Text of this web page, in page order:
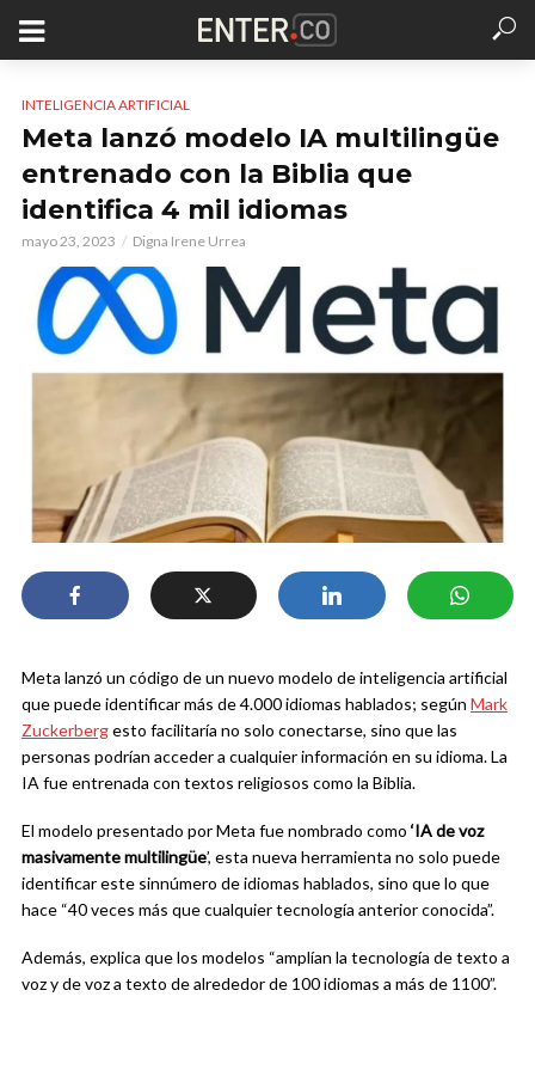
INTELIGENCIA ARTIFICIAL
Meta lanzó modelo IA multilingüe
entrenado con la Biblia que
identifica 4 mil idiomas
mayo 23, 2023 Digna Irene Urrea
Meta lanzó un código de un nuevo modelo de inteligencia artificial
que puede identificar más de 4.000 idiomas hablados; según Mark
Zuckerbergesto facilitaría no solo conectarse, sino que las
personas podrían acceder a cualquier información en su idioma. La
IA fue entrenada con textos religiosos como la Biblia.
El modelo presentado por Meta fue nombrado como ‘IA de voz
masivamente multilingüe’, esta nueva herramienta no solo puede
identificar este sinnúmero de idiomas hablados, sino que lo que
hace “40 veces más que cualquier tecnología anterior conocida”.
Además, explica que los modelos “amplían la tecnología de texto a
voz y de voz a texto de alrededor de 100 idiomas a más de 1100”.